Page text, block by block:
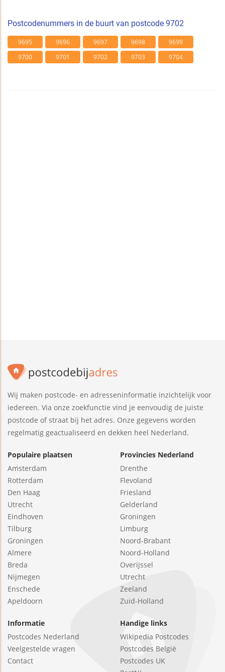
Postcodenummers in de buurt van postcode 9702
9695 9696 9697 9698
9699
9700
9701 9702 9703 9704
Wij maken postcode- en adresseninformatie inzichtelijk voor
iedereen. Via onze zoekfunctie vind je eenvoudig de juiste
postcode of straat bij het adres. Onze gegevens worden
regelmatig geactualiseerd en dekken heel Nederland.
Populaire plaatsen
Amsterdam
Rotterdam
Den Haag
Utrecht
Eindhoven
Tilburg
Groningen
Almere
Breda
Nijmegen
Enschede
Apeldoorn
Provincies Nederland
Drenthe
Flevoland
Friesland
Gelderland
Groningen
Limburg
Noord-Brabant
Noord-Holland
Overijssel
Utrecht
Zeeland
Zuid-Holland
Informatie
Postcodes Nederland
Veelgestelde vragen
Contact
Handige links
Wikipedia Postcodes
Postcodes België
Postcodes UK